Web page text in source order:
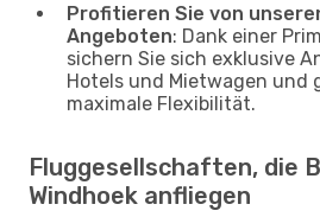
Profitieren Sie von
Angeboten: Dank einer
sichern Sie sich exklusive
Hotels und Mietwagen und
maximale Flexibilität.
Fluggesellschaften, die
Windhoek anfliegen